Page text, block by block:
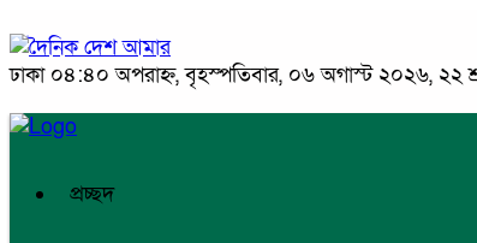
ঢাকা ০৪:৪০ অপরাহ্ন, বৃহস্পতিবার, ০৬ অগাস্ট ২০২৬, ২২
প্রচ্ছদ